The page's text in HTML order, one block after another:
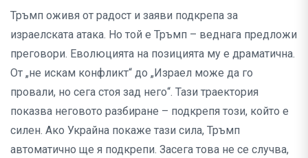
Тръмп оживя от радост и заяви подкрепа за
израелската атака. Но той е Тръмп – веднага предложи
преговори. Еволюцията на позицията му е драматична.
От „не искам конфликт“ до „Израел може да го
провали, но сега стоя зад него“. Тази траектория
показва неговото разбиране – подкрепя този, който е
силен. Ако Украйна покаже тази сила, Тръмп
автоматично ще я подкрепи. Засега това не се случва,